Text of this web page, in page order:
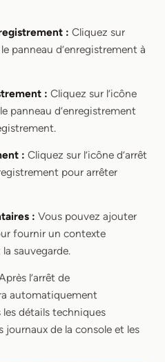
: Cliquez sur
panneau d’enregistrement à
: Cliquez sur l’icône
panneau d’enregistrement
: Cliquez sur l’icône d’arrêt
pour arrêter
: Vous pouvez ajouter
fournir un contexte
sauvegarde.
l’arrêt de
automatiquement
détails techniques
journaux de la console et les